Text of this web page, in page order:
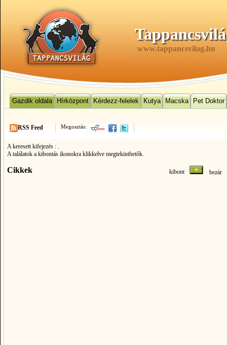
www.tappancsvilag.hu
Gazdik oldala Hírközpont Kérdezz-felelek Kutya Macska Pet Doktor
Megosztás:
RSS Feed
A keresett kifejezés : .
A találatok a kibontás ikonokra klikkelve megtekinthetők.
Cikkek kibont